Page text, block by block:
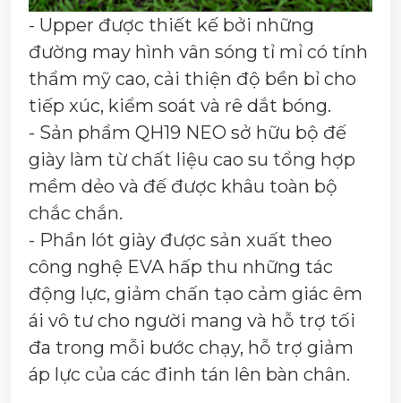
- Upper được thiết kế bởi những
đường may hình vân sóng tỉ mỉ có tính
thẩm mỹ cao, cải thiện độ bền bỉ cho
tiếp xúc, kiểm soát và rê dắt bóng.
- Sản phẩm QH19 NEO sở hữu bộ đế
giày làm từ chất liệu cao su tổng hợp
mềm dẻo và đế được khâu toàn bộ
chắc chắn.
- Phần lót giày được sản xuất theo
công nghệ EVA hấp thu những tác
động lực, giảm chấn tạo cảm giác êm
ái vô tư cho người mang và hỗ trợ tối
đa trong mỗi bước chạy, hỗ trợ giảm
áp lực của các đinh tán lên bàn chân.